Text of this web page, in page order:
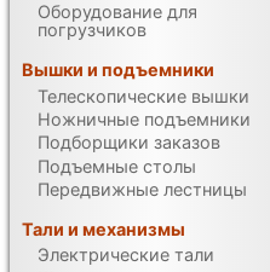
Оборудование для
погрузчиков
Вышки и подъемники
Телескопические вышки
Ножничные подъемники
Подборщики заказов
Подъемные столы
Передвижные лестницы
Тали и механизмы
Электрические тали